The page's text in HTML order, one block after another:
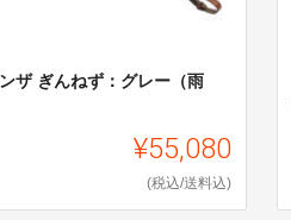
ザ ぎんねず：グレー（雨
¥55,080
(税込/送料込)